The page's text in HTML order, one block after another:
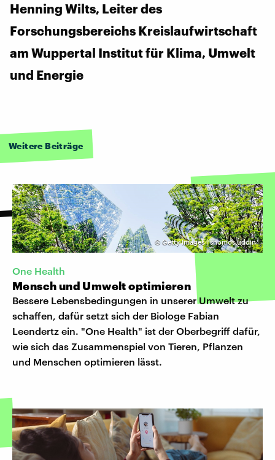
Henning Wilts, Leiter des
Forschungsbereichs Kreislaufwirtschaft
am Wuppertal Institut für Klima, Umwelt
und Energie
Weitere Beiträge
© Getty Images | shomos uddin
One Health
Mensch und Umwelt optimieren
Bessere Lebensbedingungen in unserer Umwelt zu
schaffen, dafür setzt sich der Biologe Fabian
Leendertz ein. "One Health" ist der Oberbegriff dafür,
wie sich das Zusammenspiel von Tieren, Pflanzen
und Menschen optimieren lässt.